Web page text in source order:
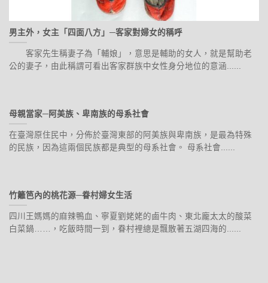
男主外，女主「四面八方」─客家對婦女的稱呼
客家先生稱妻子為「輔娘」，意思是輔助的女人，就是幫助老
公的妻子，由此稱謂可看出客家群族中女性身分地位的意涵......
母親當家─阿美族、卑南族的母系社會
在臺灣原住民中，分佈於臺灣東部的阿美族與卑南族，是最為特殊
的民族，因為這兩個民族都是典型的母系社會。 母系社會......
竹籬笆內的桃花源─眷村婦女生活
四川王媽媽的麻辣鴨血、寧夏劉姥姥的鹵牛肉、東北龐太太的酸菜
白菜鍋……，吃飯時間一到，眷村裡總是飄散著五湖四海的......